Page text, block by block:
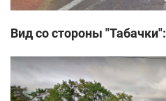
Вид со стороны "Табачки":